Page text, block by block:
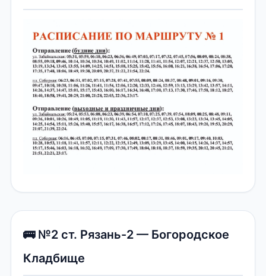
🚌 №2 ст. Рязань-2 — Богородское
Кладбище